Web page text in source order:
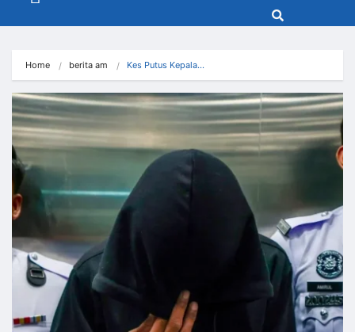
Home berita am Kes Putus Kepala…